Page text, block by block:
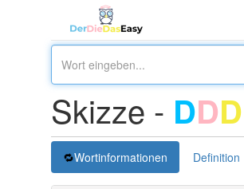
Skizze - DDD
Wortinformationen Definition